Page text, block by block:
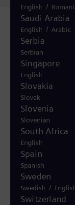
English /
Saudi Arabia
English / Arabic
Serbia
Serbian
Singapore
English
Slovakia
Slovak
Slovenia
Slovenian
South Africa
English
Spain
Spanish
Sweden
Swedish /
Switzerland